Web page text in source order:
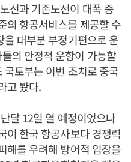
선과 기존노선이 대폭 증
의 항공서비스를 제공할 수
대부분 부정기편으로 운
의 안정적 운항이 가능할
토부는 이번 조치로 중국
고 봤다.
달 12일 열 예정이었으나
이 한국 항공사보다 경쟁력
해를 우려해 방어적 입장을